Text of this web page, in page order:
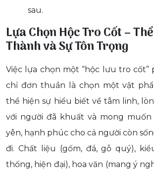
sau.
Lựa Chọn Hộc Tro Cốt –
Thành và Sự Tôn Trọng
Việc lựa chọn một “hộc lưu tro cốt”
chỉ đơn thuần là chọn một vật
thể hiện sự hiểu biết về tâm linh,
với người đã khuất và mong muốn
yên, hạnh phúc cho cả người còn
đi. Chất liệu (gốm, đá, gỗ quý),
thống, hiện đại), hoa văn (mang ý